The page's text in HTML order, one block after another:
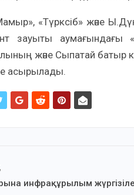
«Түрксіб» және
зауыты аумағындағы
және Сыпатай батыр
асырылады.
инфрақұрылым